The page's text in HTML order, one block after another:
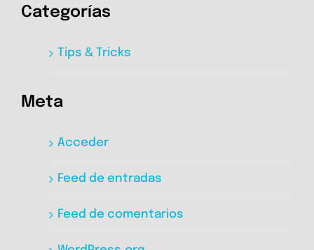
Categorías
Tips & Tricks
Meta
Acceder
Feed de entradas
Feed de comentarios